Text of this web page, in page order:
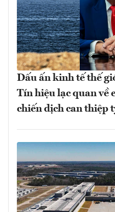
Dấu ấn kinh tế thế
Tín hiệu lạc quan về
chiến dịch can thiệp